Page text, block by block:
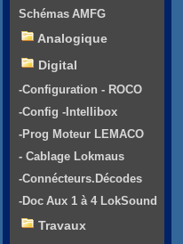
Schémas AMFG
Analogique
Digital
-Configuration - ROCO
-Config -Intellibox
-Prog Moteur LEMACO
- Cablage Lokmaus
-Connécteurs.Décodes
-Doc Aux 1 à 4 LokSound
Travaux